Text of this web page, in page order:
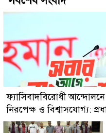
ফ্যাসিবাদবিরোধী আন্দোলনে
নিরপেক্ষ ও বিশ্বাসযোগ্য: